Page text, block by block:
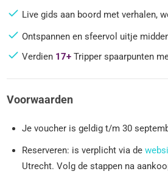
Live gids aan boord met verhalen,
Ontspannen en sfeervol uitje
Verdien 17+ Tripper spaarpunten
Voorwaarden
Je voucher is geldig t/m 30
Reserveren: is verplicht via de
Utrecht. Volg de stappen na